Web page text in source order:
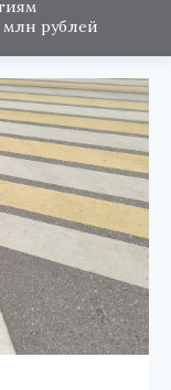
млн рублей